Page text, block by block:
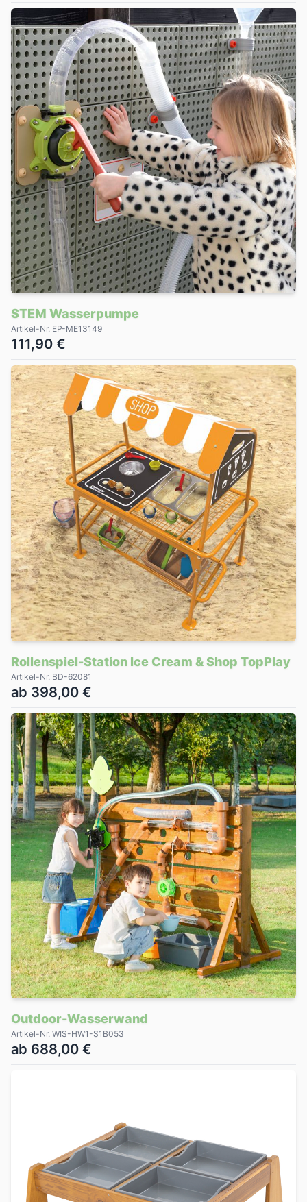
STEM Wasserpumpe
Artikel-Nr. EP-ME13149
111,90 €
Rollenspiel-Station Ice Cream & Shop TopPlay
Artikel-Nr. BD-62081
ab 398,00 €
Outdoor-Wasserwand
Artikel-Nr. WIS-HW1-S1B053
ab 688,00 €